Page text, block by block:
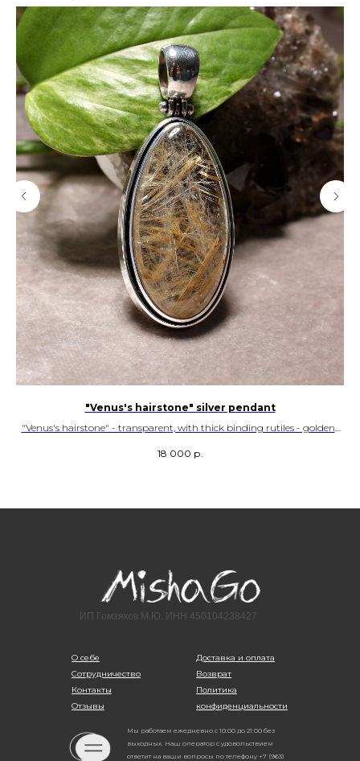
"Venus's hairstone" silver pendant
"Venus's hairstone" - transparent, with thick binding rutiles - golden-
18 000 р.
О себе
Сотрудничество
Контакты
Отзывы
ИП Гомзяков М.Ю. ИНН 450104238427
Доставка и оплата
Возврат
Политика
конфиденциальности
Мы работаем ежедневно с 10:00 до 21:00 без
выходных. Наш оператор с удовольствием
ответит на ваши вопросы по телефону +7 (963)